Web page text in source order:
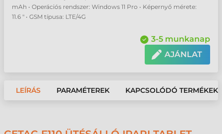
mAh • Operációs rendszer: Windows 11 Pro • Képernyő mérete:
11.6 " • GSM típusa: LTE/4G
3-5 munkanap
AJÁNLAT
LEÍRÁS PARAMÉTEREK KAPCSOLÓDÓ TERMÉKEK